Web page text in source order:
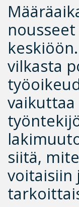
vilkasta
siitä,
voitaisiin